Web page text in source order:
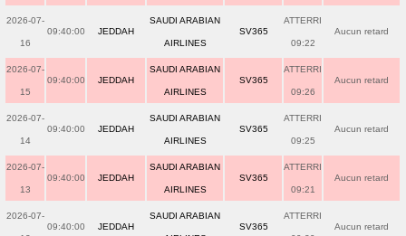
2026-07-
16
09:40:00 JEDDAH
SAUDI ARABIAN
AIRLINES
SV365
ATTERRI
09:22
Aucun retard
2026-07-
15
09:40:00 JEDDAH
SAUDI ARABIAN
AIRLINES
SV365
ATTERRI
09:26
Aucun retard
2026-07-
14
09:40:00 JEDDAH
SAUDI ARABIAN
AIRLINES
SV365
ATTERRI
09:25
Aucun retard
2026-07-
13
09:40:00 JEDDAH
SAUDI ARABIAN
AIRLINES
SV365
ATTERRI
09:21
Aucun retard
2026-07-
09:40:00 JEDDAH
SAUDI ARABIAN
SV365
ATTERRI
Aucun retard